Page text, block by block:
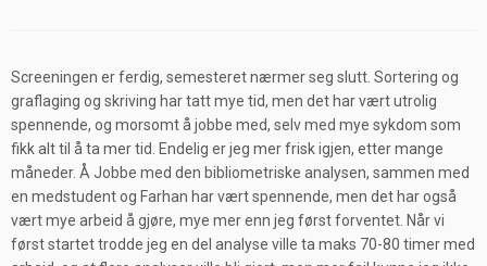
Screeningen er ferdig, semesteret nærmer seg slutt. Sortering og
graflaging og skriving har tatt mye tid, men det har vært utrolig
spennende, og morsomt å jobbe med, selv med mye sykdom som
fikk alt til å ta mer tid. Endelig er jeg mer frisk igjen, etter mange
måneder. Å Jobbe med den bibliometriske analysen, sammen med
en medstudent og Farhan har vært spennende, men det har også
vært mye arbeid å gjøre, mye mer enn jeg først forventet. Når vi
først startet trodde jeg en del analyse ville ta maks 70-80 timer med